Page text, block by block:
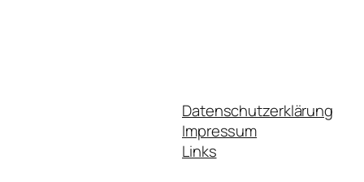
Datenschutzerklärung
Impressum
Links